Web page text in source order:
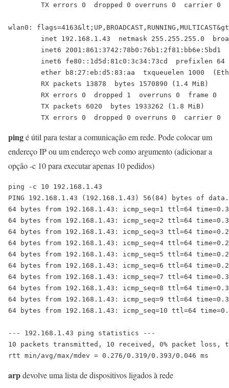
TX errors 0  dropped 0 overruns 0  carrier 0
wlan0:
inet 192.168.1.43  netmask 255.255.255.0
inet6 2001:861:3742:78b0:76b1:2f81:bb6e:5bd1
inet6 fe80::1d5d:81c0:3c34:73cd  prefixlen 64
ether b8:27:eb:d5:83:aa  txqueuelen 1000
        RX packets 13878  bytes 1570890 (1.4 MiB)
        RX errors 0  dropped 1  overruns 0  frame 0
        TX packets 6020  bytes 1933262 (1.8 MiB)
pingé útil para testar a comunicação em rede. Pode colocar um
endereço IP ou um endereço web como argumento (adicionar a
opção -c 10 para executar apenas 10 pedidos)
ping -c 10 192.168.1.43
PING 192.168.1.43 (192.168.1.43) 56(84) bytes of data.
64 bytes from 192.168.1.43: icmp_seq=1 ttl=64
64 bytes from 192.168.1.43: icmp_seq=2 ttl=64
64 bytes from 192.168.1.43: icmp_seq=3 ttl=64
64 bytes from 192.168.1.43: icmp_seq=4 ttl=64
64 bytes from 192.168.1.43: icmp_seq=5 ttl=64
64 bytes from 192.168.1.43: icmp_seq=6 ttl=64
64 bytes from 192.168.1.43: icmp_seq=7 ttl=64
64 bytes from 192.168.1.43: icmp_seq=8 ttl=64
64 bytes from 192.168.1.43: icmp_seq=9 ttl=64
64 bytes from 192.168.1.43: icmp_seq=10 ttl=64
--- 192.168.1.43 ping statistics ---
10 packets transmitted, 10 received, 0% packet loss,
arpdevolve uma lista de dispositivos ligados à rede